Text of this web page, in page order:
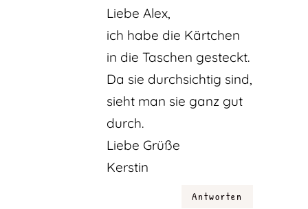
Liebe Alex,
ich habe die Kärtchen
in die Taschen gesteckt.
Da sie durchsichtig sind,
sieht man sie ganz gut
durch.
Liebe Grüße
Kerstin
Antworten